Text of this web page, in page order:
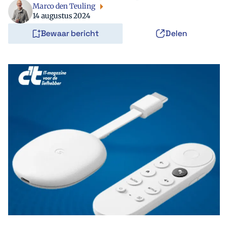
Zoeken Zoek
Marco den Teuling
14 augustus 2024
Bewaar bericht Delen